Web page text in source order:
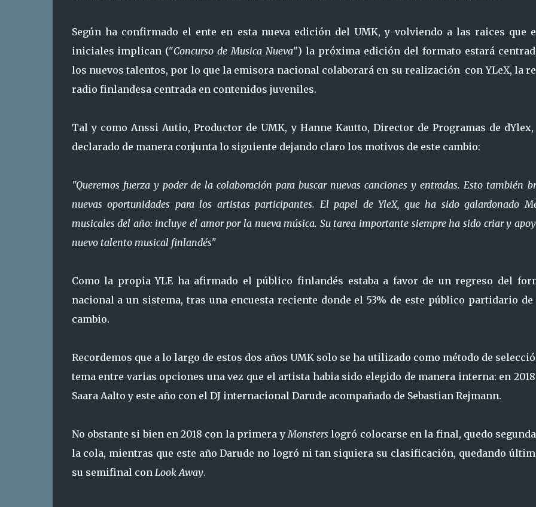
Según ha confirmado el ente en esta nueva edición del UMK, y volviendo a las raices que
iniciales implican ("Concurso de Musica Nueva") la próxima edición del formato estará
los nuevos talentos, por lo que la emisora nacional colaborará en su realización con YLeX, la
radio finlandesa centrada en contenidos juveniles.
Tal y como Anssi Autio, Productor de UMK, y Hanne Kautto, Director de Programas de
declarado de manera conjunta lo siguiente dejando claro los motivos de este cambio:
"Queremos fuerza y ​​poder de la colaboración para buscar nuevas canciones y entradas. Esto también
nuevas oportunidades para los artistas participantes. El papel de YleX, que ha sido galardonado
musicales del año: incluye el amor por la nueva música. Su tarea importante siempre ha sido criar y
nuevo talento musical finlandés"
Como la propia YLE ha afirmado el público finlandés estaba a favor de un regreso del
nacional a un sistema, tras una encuesta reciente donde el 53% de este público partidario de
cambio.
Recordemos que a lo largo de estos dos años UMK solo se ha utilizado como método de
tema entre varias opciones una vez que el artista habia sido elegido de manera interna: en
Saara Aalto y este año con el DJ internacional Darude acompañado de Sebastian Rejmann.
No obstante si bien en 2018 con la primera yMonsters logró colocarse en la final, quedo
la cola, mientras que este año Darude no logró ni tan siquiera su clasificación, quedando
su semifinal con Look Away.